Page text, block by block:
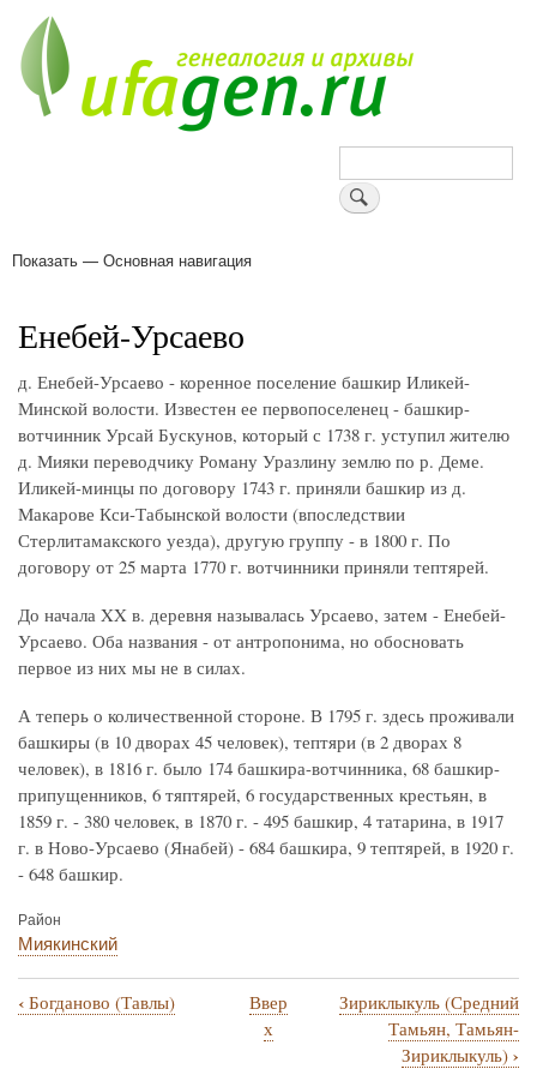
основному
содержанию
Поиск
Основная
Показать — Основная навигация
Енебей-Урсаево
д. Енебей-Урсаево - коренное поселение башкир Иликей-
Минской волости. Известен ее первопоселенец - башкир-
вотчинник Урсай Бускунов, который с 1738 г. уступил жителю
д. Мияки переводчику Роману Уразлину землю по р. Деме.
Иликей-минцы по договору 1743 г. приняли башкир из д.
Макарове Кси-Табынской волости (впоследствии
Стерлитамакского уезда), другую группу - в 1800 г. По
договору от 25 марта 1770 г. вотчинники приняли тептярей.
До начала XX в. деревня называлась Урсаево, затем - Енебей-
Урсаево. Оба названия - от антропонима, но обосновать
первое из них мы не в силах.
А теперь о количественной стороне. В 1795 г. здесь проживали
башкиры (в 10 дворах 45 человек), тептяри (в 2 дворах 8
человек), в 1816 г. было 174 башкира-вотчинника, 68 башкир-
припущенников, 6 тяптярей, 6 государственных крестьян, в
1859 г. - 380 человек, в 1870 г. - 495 башкир, 4 татарина, в 1917
г. в Ново-Урсаево (Янабей) - 684 башкира, 9 тептярей, в 1920 г.
- 648 башкир.
Район
Миякинский
Перекрёстные
‹ Богданово (Тавлы)
Ввер
х
Зириклыкуль (Средний
Тамьян, Тамьян-
Зириклыкуль) ›